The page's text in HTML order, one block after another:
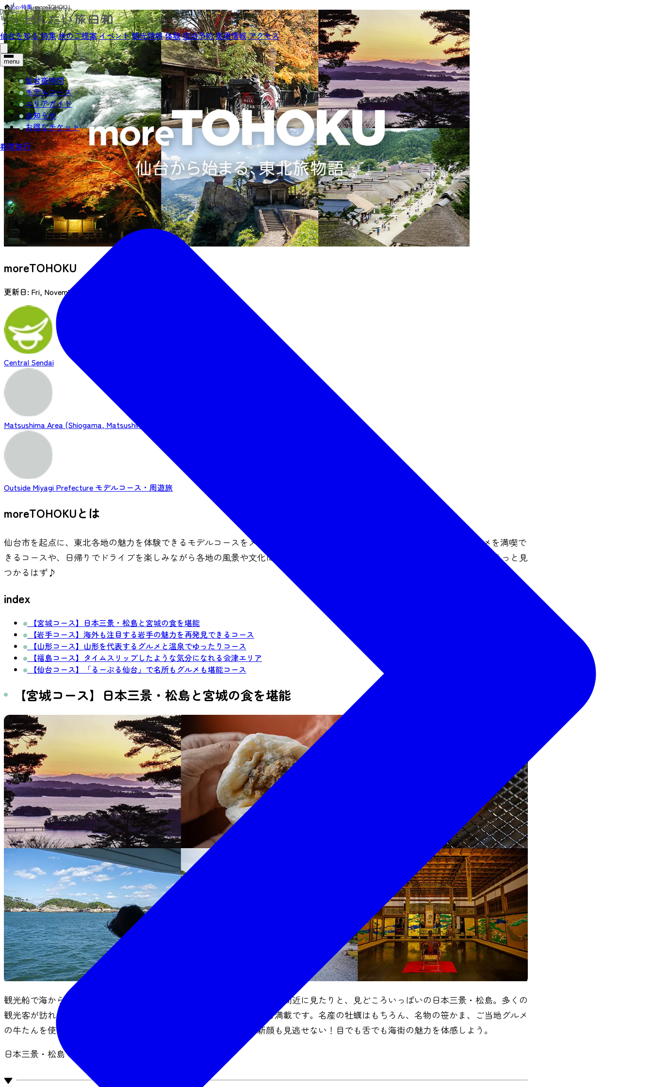
仙台を知る特集旅のご提案イベント観光情報体験宿泊予約実用情報アクセス
menu
仙台夜時間
モデルコース
エリアガイド
お知らせ
お得なチケット
教育旅行
Top›特集›moreTOHOKU
moreTOHOKU
更新日: Fri, November 17, 2023
Central Sendai
Matsushima Area (Shiogama, Matsushima, Tagajo, Rifu, etc.)
Outside Miyagi Prefecture モデルコース・周遊旅
moreTOHOKUとは
仙台市を起点に、東北各地の魅力を体験できるモデルコースをメインに紹介するサイトです。1泊2日で観光スポットやグルメを満喫で
きるコースや、日帰りでドライブを楽しみながら各地の風景や文化に触れるコースなど、あなたの旅の目的にあったコースがきっと見
つかるはず♪
index
【宮城コース】日本三景・松島と宮城の食を堪能
【岩手コース】海外も注目する岩手の魅力を再発見できるコース
【山形コース】山形を代表するグルメと温泉でゆったりコース
【福島コース】タイムスリップしたような気分になれる会津エリア
【仙台コース】「るーぷる仙台」で名所もグルメも堪能コース
【宮城コース】日本三景・松島と宮城の食を堪能
観光船で海から島々を眺めたり、伊達家ゆかりの瑞巌寺で国宝の数々を間近に見たりと、見どころいっぱいの日本三景・松島。多くの
観光客が訪れるだけあって、宮城の魅力がぎゅっと詰まったグルメも満載です。名産の牡蠣はもちろん、名物の笹かま、ご当地グルメ
の牛たんを使った中華まんなどの変わり種やずんだパフェなどの新顔も見逃せない！目でも舌でも海街の魅力を体感しよう。
日本三景・松島でご当地グルメを食べ歩き！
▼